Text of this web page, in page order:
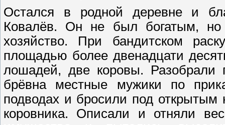
Остался в родной деревне и
Ковалёв. Он не был богатым,
хозяйство. При бандитском
площадью более двенадцати
лошадей, две коровы. Разобрали
брёвна местные мужики по
подводах и бросили под открытым
коровника. Описали и отняли